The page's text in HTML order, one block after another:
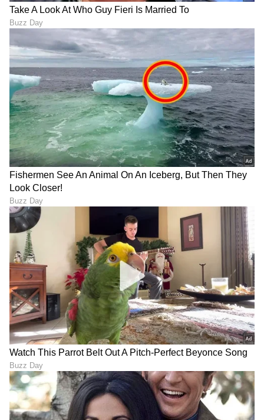
ಸಾರ್ವಜನಿಕ ಸಮಾಲೋಚನೆಗೆ ಮುಕ್ತವಾಗಿದೆ. ರಚನಾತ್ಮಕ
ಪ್ರತಿಕ್ರಿಯೆ ಹಾಗೂ ಅಭಿಪ್ರಾಯಗಳನ್ನು ನಾವು ಸ್ವಾಗತಿಸಿದ್ದೇವೆ.
ಸಮಾಲೋಚನಾ ಪ್ರಕ್ರಿಯೆಯನ್ನು ಇನ್ನಷ್ಟುಸಮಗ್ರಗೊಳಿಸಲು,
ನಾವು ಶಿಕ್ಷಣ ತಜ್ಞರು, ಉದ್ಯಮ ಸಂಸ್ಥೆಗಳು, ವಕೀಲರು ಸೇರಿ
ಎಲ್ಲ ಮಧ್ಯಸ್ಥಗಾರರೊಂದಿಗೆ ತೊಡಗಿಸಿಕೊಂಡಿದ್ದೇವೆ.
ಡಿಜಿಟಲ್‌ ಆರ್ಥಿಕತೆಗೆ ಬಲ
ಈ ಮಸೂದೆಯು ಡಿಜಿಟಲ್‌ ಆರ್ಥಿಕತೆಗೆ ವೇಗವರ್ಧಕವಾಗಿ
ಕಾರ್ಯನಿರ್ವಹಿಸುವ ನೀತಿಗಳನ್ನು ಹೊಂದಿದೆ. ಪ್ರಸ್ತುತ
ಡಿಜಿಟಲ… ವೈಯಕ್ತಿಕ ಡೇಟಾ ಸಂರಕ್ಷಣಾ ಮಸೂದೆಯು
ಸೈಬರ್‌ ಸುರಕ್ಷತೆ ನಿರ್ದೇಶನಗಳು, ತಿದ್ದುಪಡಿ ಮಾಡಲಾದ ಐಟಿ
ನಿಯಮಗಳು, ವೈಯಕ್ತಿಕವಲ್ಲದ ಡೇಟಾಗಾಗಿ ರಾಷ್ಟ್ರೀಯ
ಡೇಟಾ ಆಡಳಿತದ ಚೌಕಟ್ಟಿನ ನೀತಿಗಳನ್ನು ಒಳಗೊಂಡಿದೆ.
ಇದರೊಂದಿಗೆ ನಾವು ಶೀಘ್ರದಲ್ಲೇ ಡಿಜಿಟಲ್‌ ಇಂಡಿಯಾ
ಕಾಯ್ದೆಯನ್ನು ಪ್ರಸ್ತಾಪಿಸುವುದರೊಂದಿಗೆ ಕಾನೂನುಗಳು ಮತ್ತು
ನಿಯಮಗಳ ಜಾಗತಿಕ ಗುಣಮಟ್ಟದ ಭವಿಷ್ಯಕ್ಕೆ ಸಿದ್ಧ
ಚೌಕಟ್ಟನ್ನು ರಚಿಸಿದ್ದೇವೆ. ಈ ಮೂಲಕ ಸುರಕ್ಷಿತ ಮತ್ತು
ವಿಶ್ವಾಸಾರ್ಹ, ನಾಗರಿಕ ಹಕ್ಕುಗಳ ಸಂರಕ್ಷಿತ ಭಾರತದ
ಟೆಕೇಡ್‌ಗೆ ನಾವು ಅನುವು ಮಾಡಿಕೊಡುತ್ತಿದ್ದೇವೆ.
ಈ ಮೂಲಕ ನಾಗರಿಕರ ಜೀವನವನ್ನು ಸುಧಾರಿಸಲು ಹಾಗೂ
ಯುವಕರಿಗೆ ಹೆಚ್ಚಿನ ಅವಕಾಶಗಳನ್ನು ಸೃಷ್ಟಿಸಲು ಪ್ರಧಾನಿ
ನರೇಂದ್ರ ಮೋದಿಯವರ ನೇತೃತ್ವದಲ್ಲಿ ಭಾರತವು ಭಾರತ